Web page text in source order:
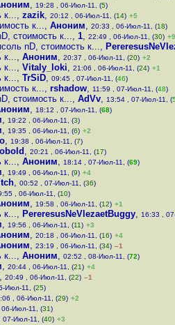
, 19:28 , 06-Июл-11, (5)
к..., zazik, 20:12 , 06-Июл-11, (14) +5
к..., Аноним, 20:33 , 06-Июл-11, (18)
стоимость к..., 1, 22:49 , 06-Июл-11, (30) +9
nD, стоимость к...,
к..., Аноним, 20:37 , 06-Июл-11, (20) +2
к..., Vitaly_loki, 21:06 , 06-Июл-11, (24) +1
к..., TrSiD, 09:45 , 07-Июл-11, (46)
к..., rshadow, 11:59 , 07-Июл-11, (48)
стоимость к..., AdVv, 13:54 , 07-Июл-11, (
, 18:12 , 07-Июл-11, (68)
, 19:22 , 06-Июл-11, (3)
, 19:35 , 06-Июл-11, (6) +2
, 19:38 , 06-Июл-11, (7)
, 20:21 , 06-Июл-11, (17)
к..., Аноним, 18:14 , 07-Июл-11, (69)
, 19:49 , 06-Июл-11, (9) +4
, 00:52 , 07-Июл-11, (36)
, 06-Июл-11, (10)
, 19:58 , 06-Июл-11, (12) +1
к..., PereresusNeVlezaetBuggy, 16:33 ,
, 19:56 , 06-Июл-11, (11) +3
, 20:18 , 06-Июл-11, (16) +4
, 23:19 , 06-Июл-11, (34) –1
к..., Аноним, 02:52 , 08-Июл-11, (72)
, 20:44 , 06-Июл-11, (21) +4
, 20:49 , 06-Июл-11, (22) –1
Июл-11, (25)
, 06-Июл-11, (29) +2
Июл-11, (31)
07-Июл-11, (40) +3